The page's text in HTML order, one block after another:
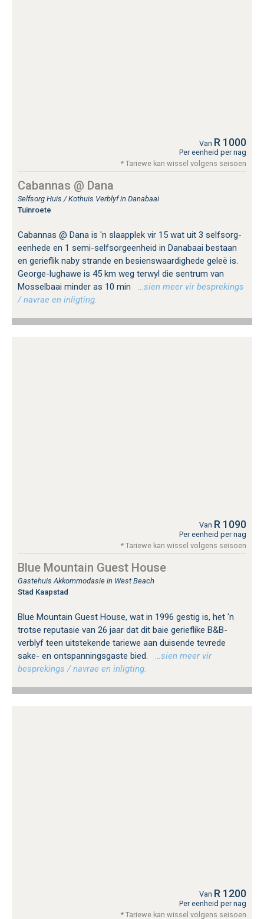
Van R 1000
Per eenheid per nag
* Tariewe kan wissel volgens seisoen
Cabannas @ Dana
Selfsorg Huis / Kothuis Verblyf in Danabaai
Tuinroete
Cabannas @ Dana is 'n slaapplek vir 15 wat uit 3 selfsorg-
eenhede en 1 semi-selfsorgeenheid in Danabaai bestaan ​​
en gerieflik naby strande en besienswaardighede geleë is.
George-lughawe is 45 km weg terwyl die sentrum van
Mosselbaai minder as 10 min
…sien meer vir besprekings
/ navrae en inligting.
Van R 1090
Per eenheid per nag
* Tariewe kan wissel volgens seisoen
Blue Mountain Guest House
Gastehuis Akkommodasie in West Beach
Stad Kaapstad
Blue Mountain Guest House, wat in 1996 gestig is, het 'n
trotse reputasie van 26 jaar dat dit baie gerieflike B&B-
verblyf teen uitstekende tariewe aan duisende tevrede
sake- en ontspanningsgaste bied.
…sien meer vir
besprekings / navrae en inligting.
Van R 1200
Per eenheid per nag
* Tariewe kan wissel volgens seisoen